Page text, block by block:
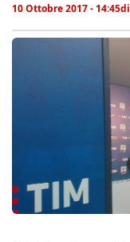
10 Ottobre 2017 - 14:45di